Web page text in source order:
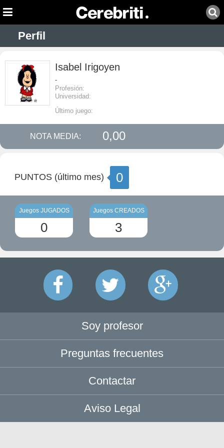
Perfil
Isabel Irigoyen
-
Profesión:
Universidad:
Último juego:
NOTA MEDIA: 0,00
PUNTOS (último mes) 0
Juegos JUGADOS
0
Juegos CREADOS
3
Soy profesor
Preguntas frecuentes
Contactar
Aviso Legal